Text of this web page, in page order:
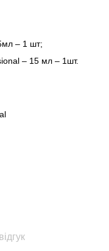
– 1 шт;
– 15 мл – 1шт.